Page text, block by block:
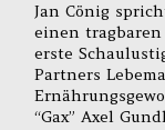
Jan Cönig
einen
erste
Partners
“Gax” Axel